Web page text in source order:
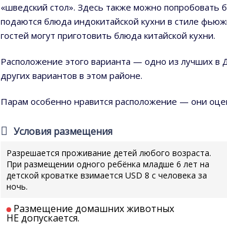
«шведский стол». Здесь также можно попробовать
подаются блюда индокитайской кухни в стиле
гостей могут приготовить блюда китайской кухни.
Расположение этого варианта — одно из лучших
других вариантов в этом районе.
Парам особенно нравится расположение — они
Условия размещения
Разрешается проживание детей любого возраста.
При размещении одного ребёнка младше 6 лет на
детской кроватке взимается USD 8 с человека за
ночь.
Размещение домашних животных
НЕ допускается.